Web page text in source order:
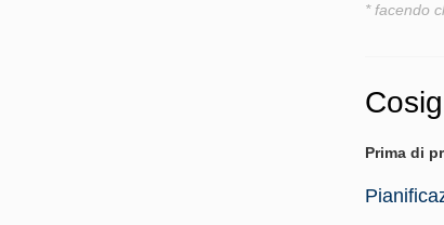
* facendo
Prima di